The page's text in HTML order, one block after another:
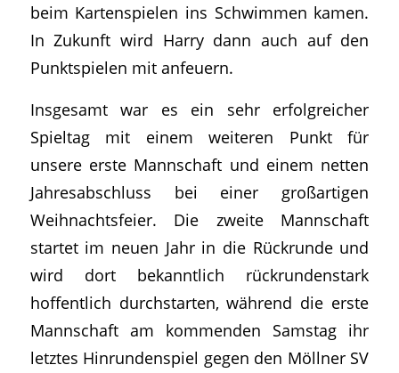
beim Kartenspielen ins Schwimmen kamen.
In Zukunft wird Harry dann auch auf den
Punktspielen mit anfeuern.
Insgesamt war es ein sehr erfolgreicher
Spieltag mit einem weiteren Punkt für
unsere erste Mannschaft und einem netten
Jahresabschluss bei einer großartigen
Weihnachtsfeier. Die zweite Mannschaft
startet im neuen Jahr in die Rückrunde und
wird dort bekanntlich rückrundenstark
hoffentlich durchstarten, während die erste
Mannschaft am kommenden Samstag ihr
letztes Hinrundenspiel gegen den Möllner SV